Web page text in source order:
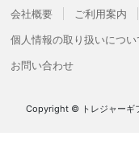
会社概要 ご利用案内
個人情報の取り扱いについ
お問い合わせ
Copyright © トレジャーギ